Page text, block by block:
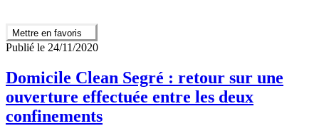
Mettre en favoris
Publié le 24/11/2020
Domicile Clean Segré : retour sur une
ouverture effectuée entre les deux
confinements